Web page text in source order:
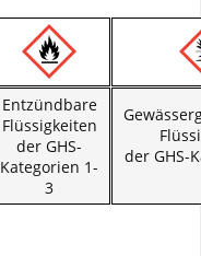
Entzündbare
Flüssigkeiten
der GHS-
Kategorien 1-
3
der GHS-